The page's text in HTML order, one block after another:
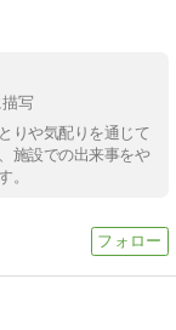
写
りや気配りを通じて
施設での出来事をや
。